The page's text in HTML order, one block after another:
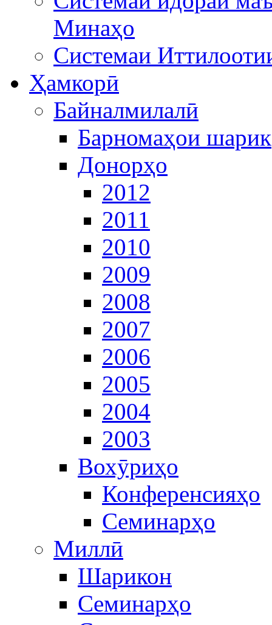
Минаҳо
Системаи
Ҳамкорӣ
Байналмилалӣ
Барномаҳои шарик
Донорҳо
2012
2011
2010
2009
2008
2007
2006
2005
2004
2003
Вохӯриҳо
Конференсияҳо
Семинарҳо
Миллӣ
Шарикон
Семинарҳо